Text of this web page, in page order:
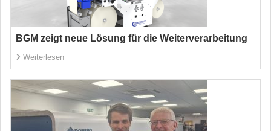
BGM zeigt neue Lösung für die Weiterverarbeitung
Weiterlesen